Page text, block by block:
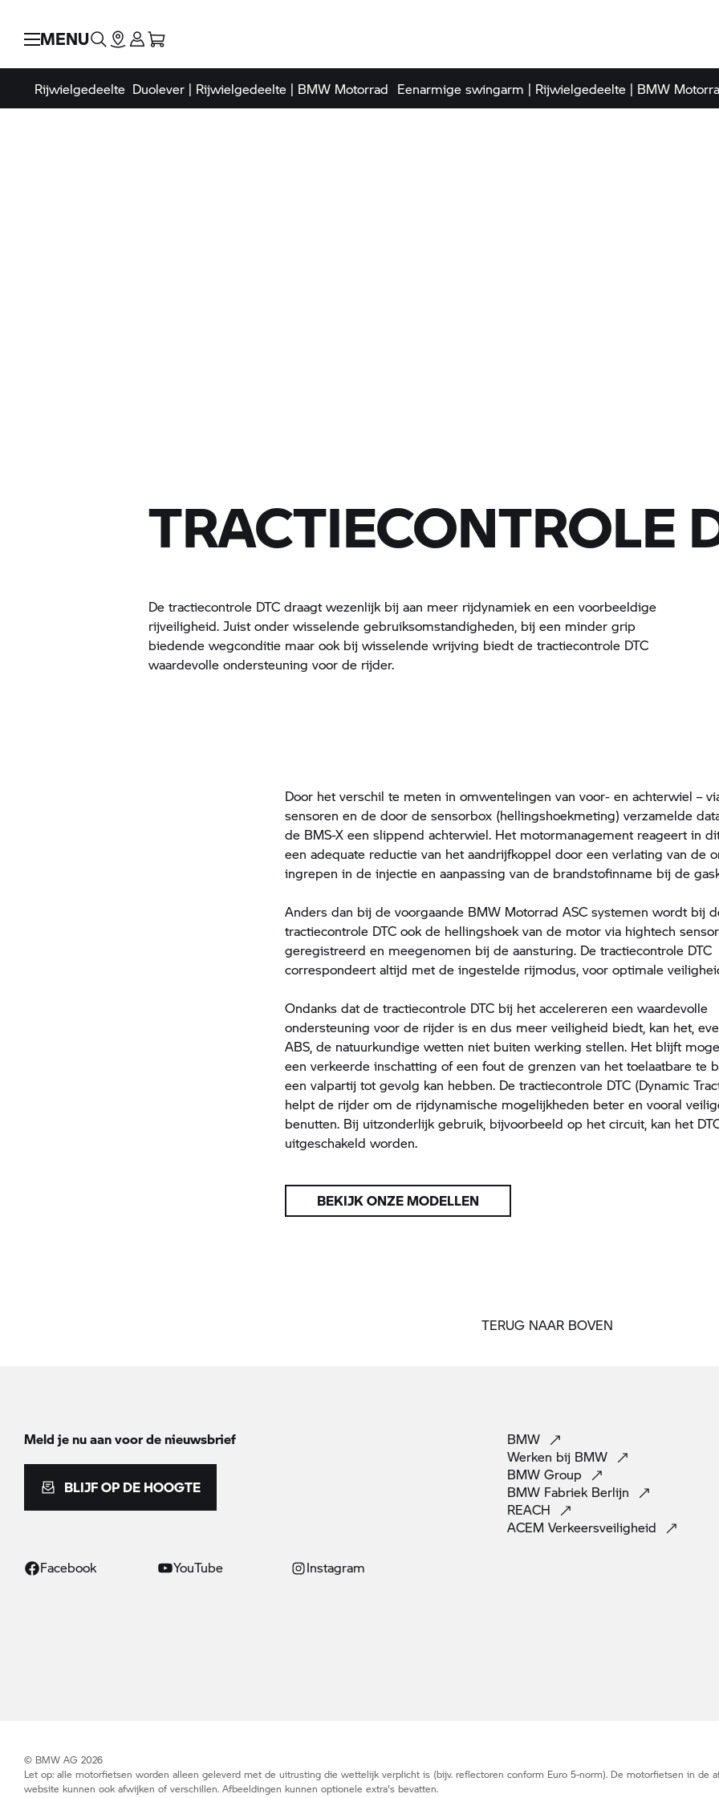
MENU
Rijwielgedeelte Duolever | Rijwielgedeelte | BMW Motorrad Eenarmige swingarm | Rijwielgedeelte | BMW
TRACTIECONTROLE
De tractiecontrole DTC draagt wezenlijk bij aan meer rijdynamiek en een voorbeeldige
rijveiligheid. Juist onder wisselende gebruiksomstandigheden, bij een minder grip
biedende wegconditie maar ook bij wisselende wrijving biedt de tractiecontrole DTC
waardevolle ondersteuning voor de rijder.
Door het verschil te meten in omwentelingen van voor- en achterwiel –
sensoren en de door de sensorbox (hellingshoekmeting) verzamelde
de BMS-X een slippend achterwiel. Het motormanagement reageert in
een adequate reductie van het aandrijfkoppel door een verlating van de
ingrepen in de injectie en aanpassing van de brandstofinname bij de
Anders dan bij de voorgaande BMW Motorrad ASC systemen wordt bij
tractiecontrole DTC ook de hellingshoek van de motor via hightech
geregistreerd en meegenomen bij de aansturing. De tractiecontrole DTC
correspondeert altijd met de ingestelde rijmodus, voor optimale
Ondanks dat de tractiecontrole DTC bij het accelereren een waardevolle
ondersteuning voor de rijder is en dus meer veiligheid biedt, kan het,
ABS, de natuurkundige wetten niet buiten werking stellen. Het blijft
een verkeerde inschatting of een fout de grenzen van het toelaatbare te
een valpartij tot gevolg kan hebben. De tractiecontrole DTC (Dynamic
helpt de rijder om de rijdynamische mogelijkheden beter en vooral
benutten. Bij uitzonderlijk gebruik, bijvoorbeeld op het circuit, kan het
uitgeschakeld worden.
BEKIJK ONZE MODELLEN
TERUG NAAR BOVEN
Meld je nu aan voor de nieuwsbrief
BLIJF OP DE HOOGTE
Facebook YouTube Instagram
BMW
Werken bij BMW
BMW Group
BMW Fabriek Berlijn
REACH
ACEM Verkeersveiligheid
© BMW AG 2026
Let op: alle motorfietsen worden alleen geleverd met de uitrusting die wettelijk verplicht is (bijv. reflectoren conform Euro 5-norm). De motorfietsen in de
website kunnen ook afwijken of verschillen. Afbeeldingen kunnen optionele extra's bevatten.